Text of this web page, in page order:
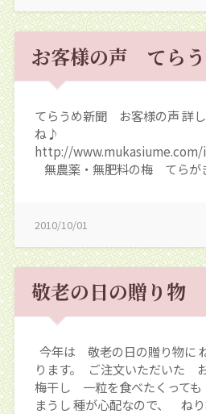
お客様の声 てら
てらうめ新聞 お客様の声 詳
ね♪
http://
無農薬・無肥料の梅 てらが
2010/10/01
敬老の日の贈り物
今年は 敬老の日の贈り物に
ります。 ご注文いただいた
梅干し 一粒を食べたくって
まうし 種が心配なので、 ね